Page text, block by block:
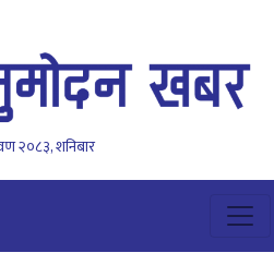
२०८३, शनिबार